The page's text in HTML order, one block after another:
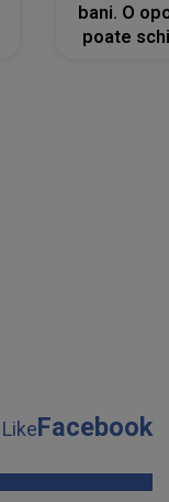
bani. O
poate
LikeFacebook